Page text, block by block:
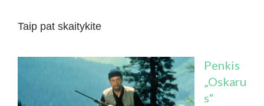
Taip pat skaitykite
Penkis
„Oskaru
s“